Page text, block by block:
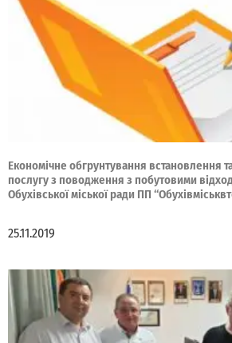
Економічне обгрунтування встановлення
послугу з поводження з побутовими
Обухівської міської ради ПП
25.11.2019